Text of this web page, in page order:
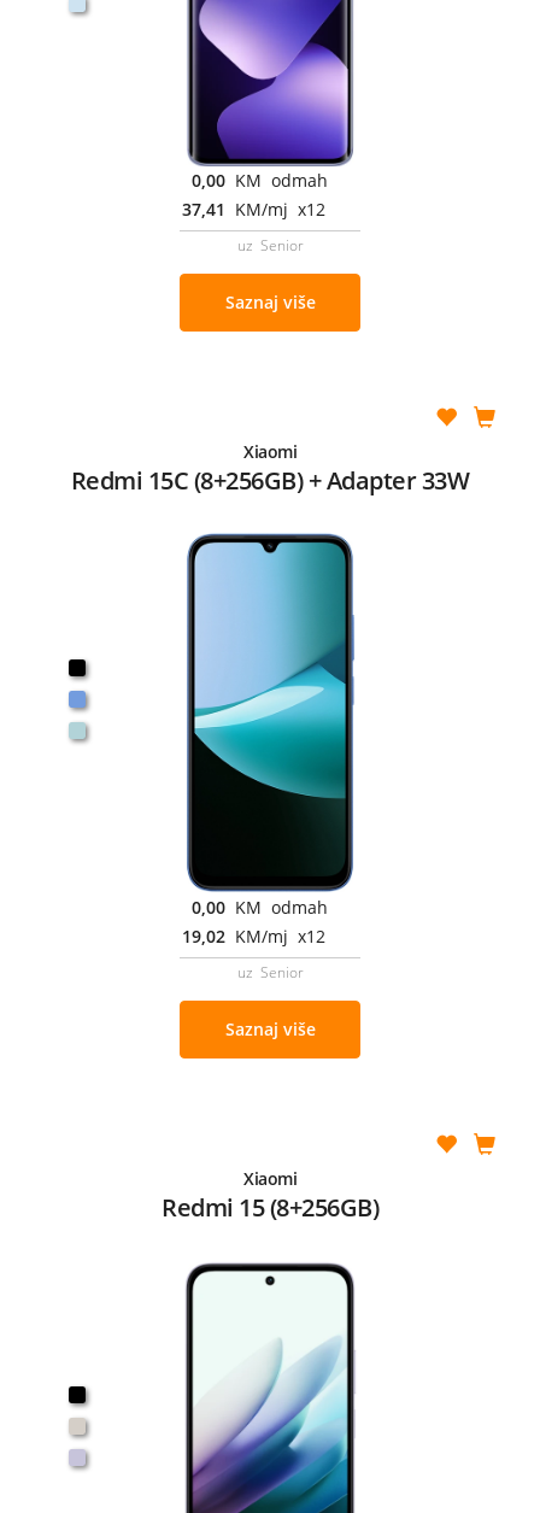
0,00 KM odmah
37,41 KM/mj x12
uz Senior
Saznaj više
Xiaomi
Redmi 15C (8+256GB) + Adapter 33W
0,00 KM odmah
19,02 KM/mj x12
uz Senior
Saznaj više
Xiaomi
Redmi 15 (8+256GB)